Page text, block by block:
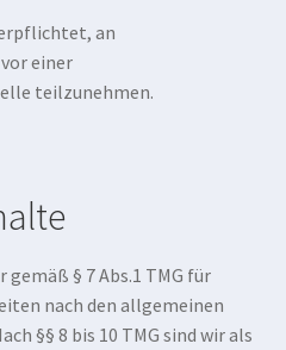
an
einer
teilzunehmen.
§ 7 Abs.1 TMG für
nach den allgemeinen
§§ 8 bis 10 TMG sind wir als